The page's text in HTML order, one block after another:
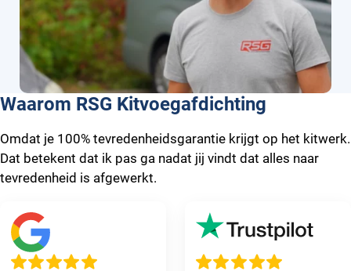
Waarom RSG Kitvoegafdichting
Omdat je 100% tevredenheidsgarantie krijgt op het kitwerk.
Dat betekent dat ik pas ga nadat jij vindt dat alles naar
tevredenheid is afgewerkt.